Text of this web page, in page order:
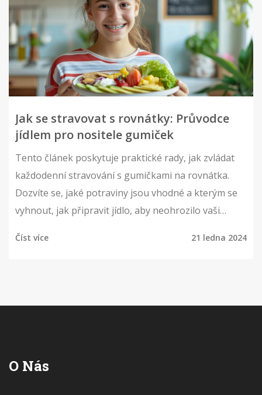
Jak se stravovat s rovnátky: Průvodce
jídlem pro nositele gumiček
Tento článek poskytuje praktické rady, jak zvládat
každodenní stravování s gumičkami na rovnátka.
Dozvíte se, jaké potraviny jsou vhodné a kterým se
vyhnout, jak připravit jídlo, aby neohrozilo vaši
Číst více 21 ledna 2024
O Nás